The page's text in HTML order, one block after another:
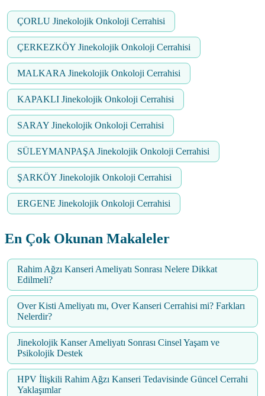
ÇORLU Jinekolojik Onkoloji Cerrahisi
ÇERKEZKÖY Jinekolojik Onkoloji Cerrahisi
MALKARA Jinekolojik Onkoloji Cerrahisi
KAPAKLI Jinekolojik Onkoloji Cerrahisi
SARAY Jinekolojik Onkoloji Cerrahisi
SÜLEYMANPAŞA Jinekolojik Onkoloji Cerrahisi
ŞARKÖY Jinekolojik Onkoloji Cerrahisi
ERGENE Jinekolojik Onkoloji Cerrahisi
En Çok Okunan Makaleler
Rahim Ağzı Kanseri Ameliyatı Sonrası Nelere Dikkat
Edilmeli?
Over Kisti Ameliyatı mı, Over Kanseri Cerrahisi mi? Farkları
Nelerdir?
Jinekolojik Kanser Ameliyatı Sonrası Cinsel Yaşam ve
Psikolojik Destek
HPV İlişkili Rahim Ağzı Kanseri Tedavisinde Güncel Cerrahi
Yaklaşımlar